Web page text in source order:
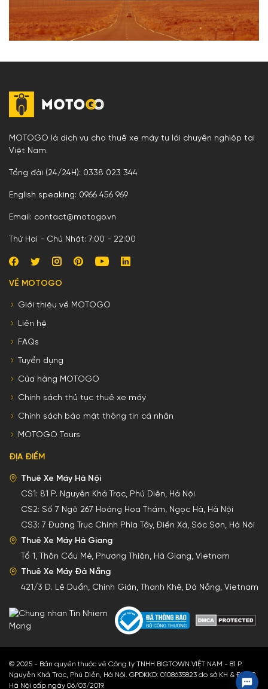
MOTOGO là dịch vụ cho thuê xe máy tự lái chuyên nghiệp tại
Việt Nam.
Tổng đài (24/24H): 0338 023 344
English speaking: 0966 456 969
Email: contact@motogo.vn
Thứ Hai - Chủ Nhật: 7:00 - 22:00
VỀ MOTOGO
Giới thiệu về MOTOGO
Liên hệ
FAQs
Tuyển dụng
Cửa hàng MOTOGO
Chính sách thủ tục thuê xe máy
Chính sách bảo mật thông tin cá nhân
MOTOGO Tours
ĐỊA ĐIỂM
Thuê Xe Máy Hà Nội
CS1: 81 P. Nguyễn Khả Trạc, Phú Diễn, Hà Nội
CS2: Số 7 Ngõ 267 Hoàng Hoa Thám, Ngọc Hà, Hà Nội
CS3: 7 Đường Trục Chính Phía Tây, Điền Xá, Sóc Sơn, Hà Nội
Thuê Xe Máy Hà Giang
Tổ 1, Thôn Cầu Mè, Phương Thiện, Hà Giang, Vietnam
Thuê Xe Máy Đà Nẵng
421/3 Đ. Lê Duẩn, Chính Gián, Thanh Khê, Đà Nẵng, Vietnam
© 2025 - Bản quyền thuộc về Công ty TNHH BIGTOWN VIỆT NAM - 81 P.
Nguyễn Khả Trạc, Phú Diễn, Hà Nội. GPDKKD: 0108635823 do sở KH & ĐT TP
Hà Nội cấp ngày 06/03/2019.